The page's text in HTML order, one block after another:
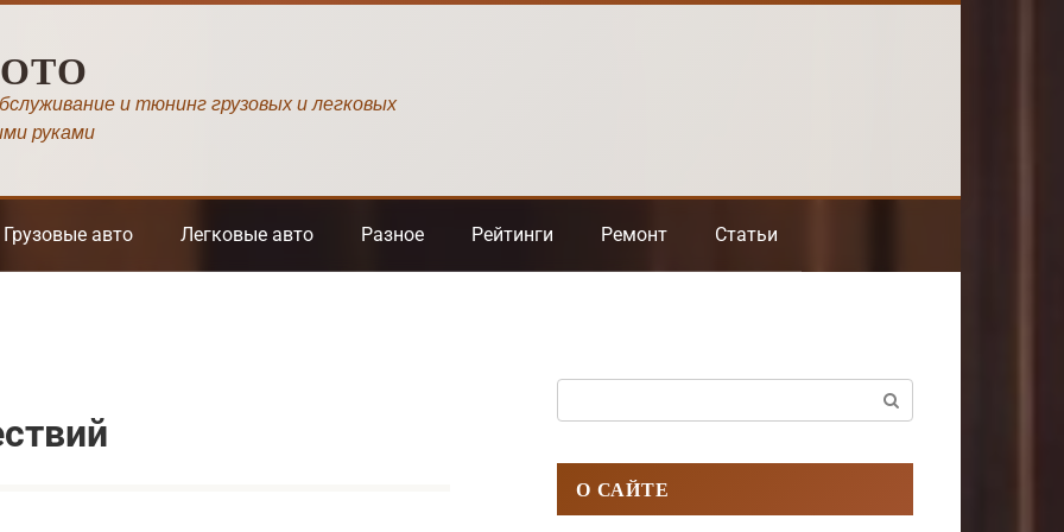
и тюнинг грузовых и легковых
руками
Грузовые авто Легковые авто Разное Рейтинги Ремонт Статьи
О САЙТЕ